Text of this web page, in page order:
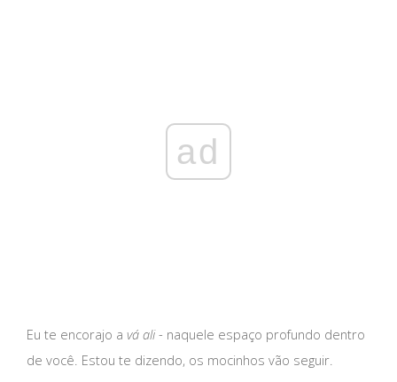
ad
Eu te encorajo a vá ali- naquele espaço profundo dentro
de você. Estou te dizendo, os mocinhos vão seguir.